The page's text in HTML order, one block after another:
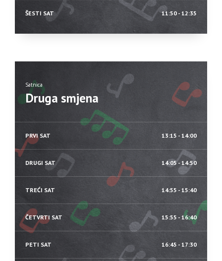
ŠESTI SAT 11:50 - 12:35
Satnica
Druga smjena
PRVI SAT 13:15 - 14:00
DRUGI SAT 14:05 - 14:50
TREĆI SAT 14:55 - 15:40
ČETVRTI SAT 15:55 - 16:40
PETI SAT 16:45 - 17:30